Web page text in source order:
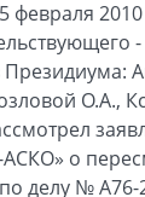
О.А.,
о
делу № А76-